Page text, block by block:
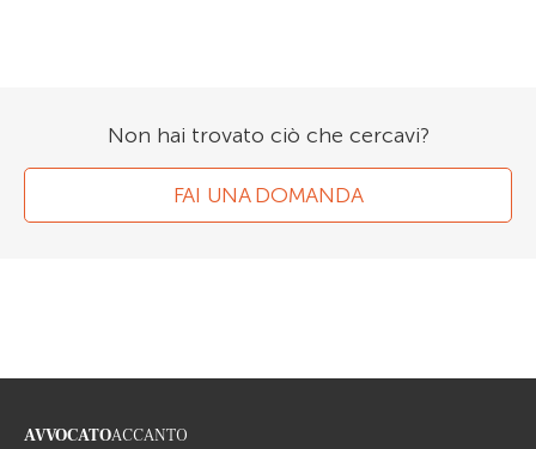
Non hai trovato ciò che cercavi?
FAI UNA DOMANDA
AVVOCATOACCANTO